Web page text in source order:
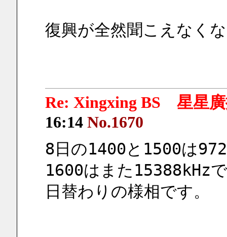
復興が全然聞こえなく
Re: Xingxing BS 星星
16:14 No.1670
8日の1400と1500は
1600はまた15388kHz
日替わりの様相です。